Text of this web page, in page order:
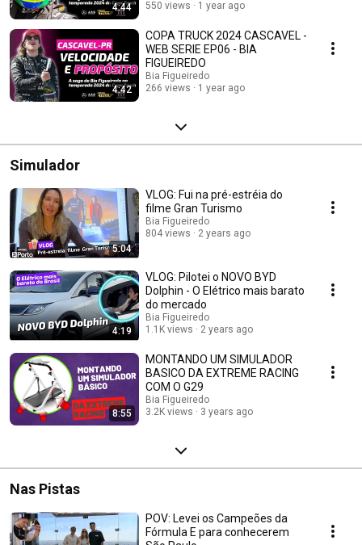
4:44 550 views 1 year ago
4:42
COPA TRUCK 2024 CASCAVEL -
WEB SERIE EP06 - BIA
FIGUEIREDO
Bia Figueiredo
266 views
1 year ago
Simulador
5:04
VLOG: Fui na pré-estréia do
filme Gran Turismo
Bia Figueiredo
804 views
2 years ago
4:19
VLOG: Pilotei o NOVO BYD
Dolphin - O Elétrico mais barato
do mercado
Bia Figueiredo
1.1K views
2 years ago
8:55
MONTANDO UM SIMULADOR
BASICO DA EXTREME RACING
COM O G29
Bia Figueiredo
3.2K views
3 years ago
Nas Pistas
POV: Levei os Campeões da
Fórmula E para conhecerem